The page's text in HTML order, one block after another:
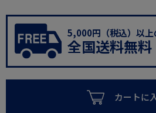
5,000円（税込）以上
全国送料無料
カートに